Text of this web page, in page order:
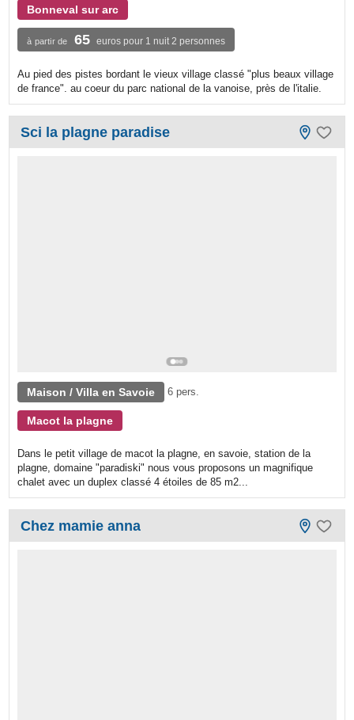
Bonneval sur arc
à partir de 65 euros pour 1 nuit 2 personnes
Au pied des pistes bordant le vieux village classé "plus beaux village
de france". au coeur du parc national de la vanoise, près de l'italie.
Sci la plagne paradise
Maison / Villa en Savoie 6 pers.
Macot la plagne
Dans le petit village de macot la plagne, en savoie, station de la
plagne, domaine "paradiski" nous vous proposons un magnifique
chalet avec un duplex classé 4 étoiles de 85 m2...
Chez mamie anna